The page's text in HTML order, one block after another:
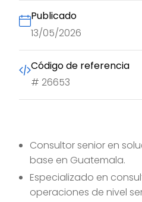
Consultor senior en
base en Guatemala.
Especializado en
operaciones de nivel
Publicado
13/05/2026
Código de referencia
# 26653